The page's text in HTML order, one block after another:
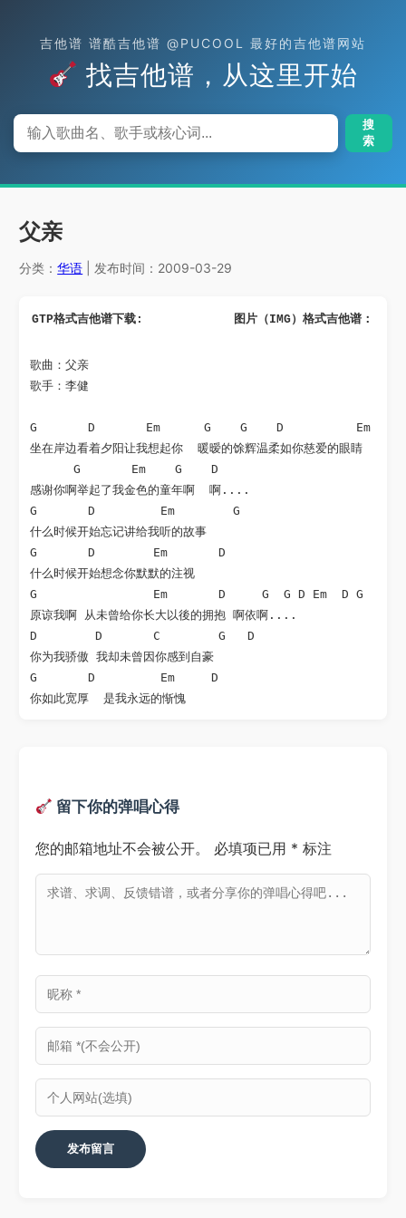
吉他谱 谱酷吉他谱 @PUCOOL 最好的吉他谱网站
找吉他谱，从这里开始
搜
索
父亲
分类：华语 | 发布时间：2009-03-29
GTP格式吉他谱下载: 图片（IMG）格式吉他谱：
歌曲：父亲
歌手：李健
G       D       Em      G    G    D          Em
坐在岸边看着夕阳让我想起你  暖暧的馀辉温柔如你慈爱的眼睛
      G       Em    G    D
感谢你啊举起了我金色的童年啊  啊....
G       D         Em        G
什么时候开始忘记讲给我听的故事
G       D        Em       D
什么时候开始想念你默默的注视
G                Em       D     G  G D Em  D G
原谅我啊 从未曾给你长大以後的拥抱 啊依啊....
D        D       C        G   D
你为我骄傲 我却未曾因你感到自豪
G       D         Em     D
你如此宽厚  是我永远的惭愧
留下你的弹唱心得
您的邮箱地址不会被公开。 必填项已用 * 标注